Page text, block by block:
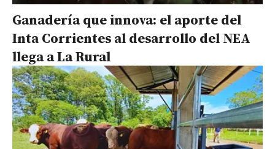
Ganadería que innova: el aporte del
Inta Corrientes al desarrollo del NEA
llega a La Rural